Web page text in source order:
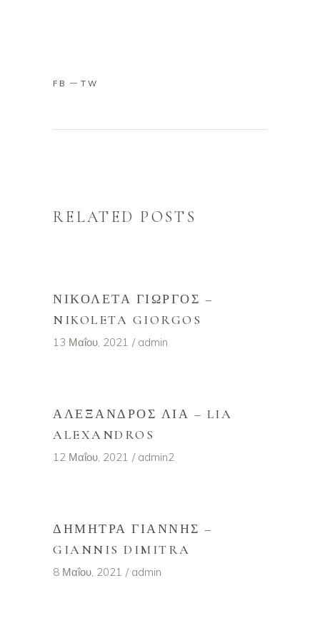
FB TW
RELATED POSTS
ΝΙΚΟΛΈΤΑ ΓΙΏΡΓΟΣ –
NIKOLETA GIORGOS
13 Μαΐου, 2021 admin
ΑΛΈΞΑΝΔΡΟΣ ΛΊΑ – LIA
ALEXANDROS
12 Μαΐου, 2021 admin2
ΔΉΜΗΤΡΑ ΓΙΆΝΝΗΣ –
GIANNIS DIMITRA
8 Μαΐου, 2021 admin